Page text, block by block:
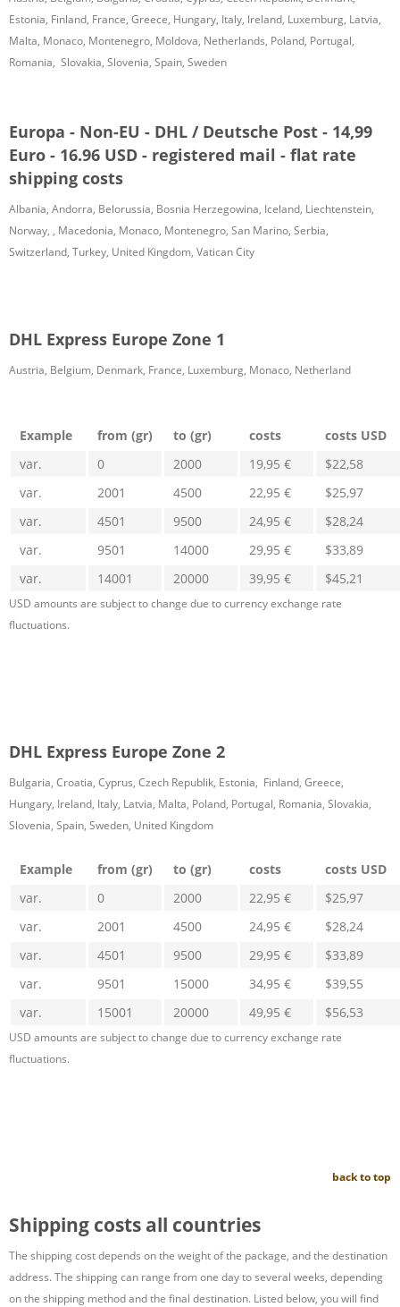
Estonia, Finland, France, Greece, Hungary, Italy, Ireland, Luxemburg, Latvia,
Malta, Monaco, Montenegro, Moldova, Netherlands, Poland, Portugal,
Romania, Slovakia, Slovenia, Spain, Sweden
Europa - Non-EU - DHL / Deutsche Post - 14,99
Euro - 16.96 USD - registered mail - flat rate
shipping costs
Albania, Andorra, Belorussia, Bosnia Herzegowina, Iceland, Liechtenstein,
Norway, , Macedonia, Monaco, Montenegro, San Marino, Serbia,
Switzerland, Turkey, United Kingdom, Vatican City
DHL Express Europe Zone 1
Austria, Belgium, Denmark, France, Luxemburg, Monaco, Netherland
Example from (gr) to (gr) costs
costs USD
var.
0 2000 19,95 €
$22,58
var.
2001 4500 22,95 €
$25,97
var.
4501 9500 24,95 €
$28,24
var.
9501 14000 29,95 €
$33,89
var.
14001 20000 39,95 € $45,21
USD amounts are subject to change due to currency exchange rate
fluctuations.
DHL Express Europe Zone 2
Bulgaria, Croatia, Cyprus, Czech Republik, Estonia, Finland, Greece,
Hungary, Ireland, Italy, Latvia, Malta, Poland, Portugal, Romania, Slovakia,
Slovenia, Spain, Sweden, United Kingdom
Example from (gr) to (gr) costs
costs USD
var.
0 2000 22,95 €
$25,97
var.
2001 4500 24,95 €
$28,24
var.
4501 9500 29,95 €
$33,89
var.
9501 15000 34,95 €
$39,55
var.
15001 20000 49,95 € $56,53
USD amounts are subject to change due to currency exchange rate
fluctuations.
back to top
Shipping costs all countries
The shipping cost depends on the weight of the package, and the destination
address. The shipping can range from one day to several weeks, depending
on the shipping method and the final destination. Listed below, you will find